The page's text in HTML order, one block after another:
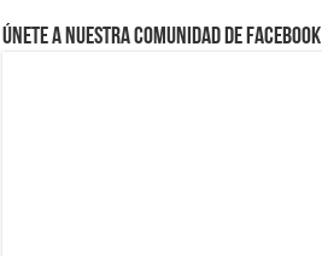
Únete a nuestra comunidad de Facebook